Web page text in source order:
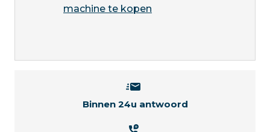
machine te kopen
Binnen 24u antwoord